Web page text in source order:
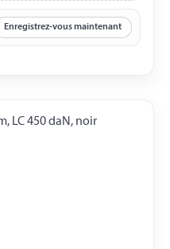
Enregistrez-vous maintenant